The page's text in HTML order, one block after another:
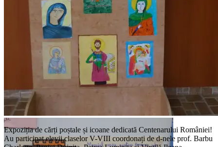
Expoziția de cărți poștale și icoane dedicată Centenarului României!
Au participat elevii claselor V-VIII coordonați de d-nele prof. Barbu